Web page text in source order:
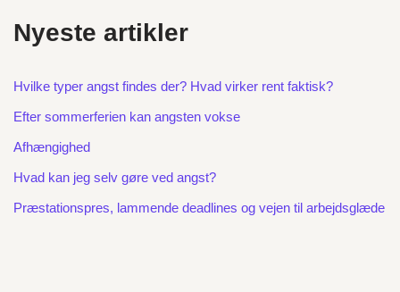
Nyeste artikler
Hvilke typer angst findes der? Hvad virker rent faktisk?
Efter sommerferien kan angsten vokse
Afhængighed
Hvad kan jeg selv gøre ved angst?
Præstationspres, lammende deadlines og vejen til arbejdsglæde